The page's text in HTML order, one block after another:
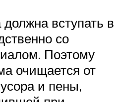
вступать в
со
Поэтому
очищается от
и пены,